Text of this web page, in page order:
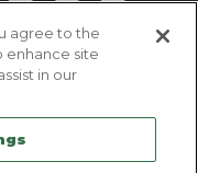
InstagramLinkedInTikTok
cookies
agree to the
enhance site
in our